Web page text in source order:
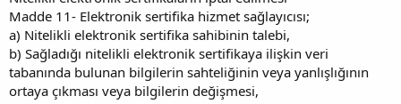
Madde 11- Elektronik sertifika hizmet sağlayıcısı;
a) Nitelikli elektronik sertifika sahibinin talebi,
b) Sağladığı nitelikli elektronik sertifikaya ilişkin veri
tabanında bulunan bilgilerin sahteliğinin veya yanlışlığının
ortaya çıkması veya bilgilerin değişmesi,